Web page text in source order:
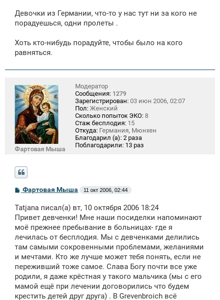
Девочки из Германии, что-то у нас тут ни за кого не
порадуешься, одни пролеты .
Хоть кто-нибудь порадуйте, чтобы было на кого
равняться.
Фартовая Мыша
Модератор
Сообщения: 1279
Зарегистрирован: 03 июн 2006, 02:07
Пол: Женский
Сколько попыток ЭКО: 8
Стаж бесплодия: 15
Откуда: Германия, Мюнхен
Благодарил (а): 2 раза
Поблагодарили: 13 раз
С
б
щ
е
н
и
Фартовая Мыша 11 окт 2006, 02:44
Tatjana писал(а) вт, 10 октября 2006 18:24
Привет девченки! Мне наши посиделки напоминают
моё прежнее пребывание в больницах- где я
лечилась от бесплодия. Мы с девченками делились
там самыми сокровенными проблемами, желаниями
и мечтами. Кто же лучше может тебя понять, если не
переживший тоже самое. Слава Богу почти все уже
родили, я даже крёстная у такого мальчика (мы с его
мамой ещё при лечении договорились что будем
крестить детей друг друга) . В Grevenbroich всё